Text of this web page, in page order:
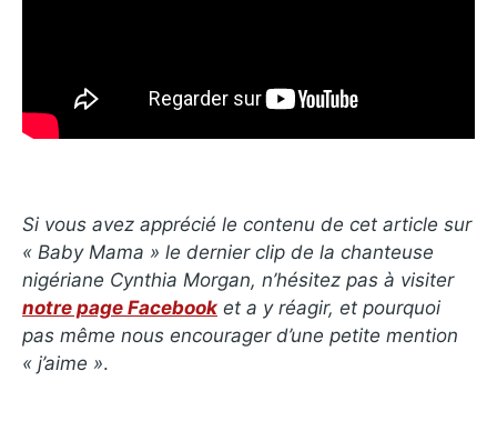
Si vous avez apprécié le contenu de cet article sur
« Baby Mama » le dernier clip de la chanteuse
nigériane Cynthia Morgan, n’hésitez pas à visiter
notre page Facebook et a y réagir, et pourquoi
pas même nous encourager d’une petite mention
« j’aime ».